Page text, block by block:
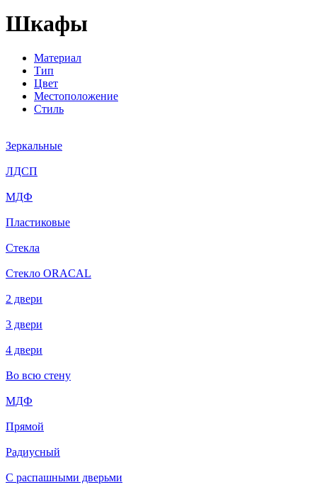
Шкафы
Материал
Тип
Цвет
Местоположение
Стиль
Зеркальные
ЛДСП
МДФ
Пластиковые
Стекла
Стекло ORACAL
2 двери
3 двери
4 двери
Во всю стену
МДФ
Прямой
Радиусный
С распашными дверьми